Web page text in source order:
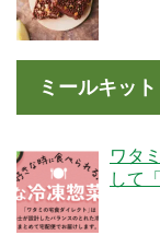
ミールキット
ワタ
して